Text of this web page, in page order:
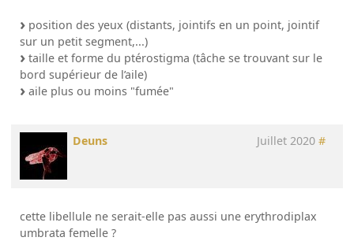
position des yeux (distants, jointifs en un point, jointif
sur un petit segment,...)
taille et forme du ptérostigma (tâche se trouvant sur le
bord supérieur de l’aile)
aile plus ou moins "fumée"
Deuns Juillet 2020 #
cette libellule ne serait-elle pas aussi une erythrodiplax
umbrata femelle ?